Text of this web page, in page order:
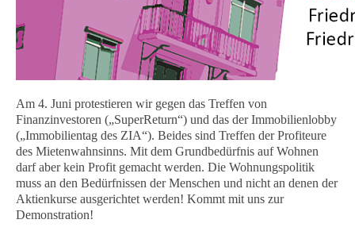
Am 4. Juni protestieren wir gegen das Treffen von
Finanzinvestoren („SuperReturn“) und das der Immobilienlobby
(„Immobilientag des ZIA“). Beides sind Treffen der Profiteure
des Mietenwahnsinns. Mit dem Grundbedürfnis auf Wohnen
darf aber kein Profit gemacht werden. Die Wohnungspolitik
muss an den Bedürfnissen der Menschen und nicht an denen der
Aktienkurse ausgerichtet werden! Kommt mit uns zur
Demonstration!